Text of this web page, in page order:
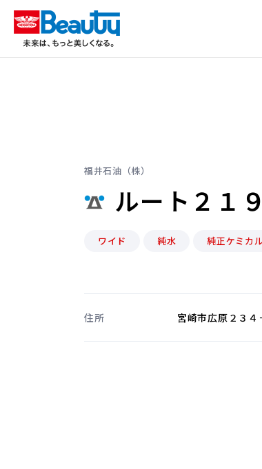
福井石油（株）
ルート２１
ワイド 純水 純正ケミカ
住所 宮崎市広原２３４